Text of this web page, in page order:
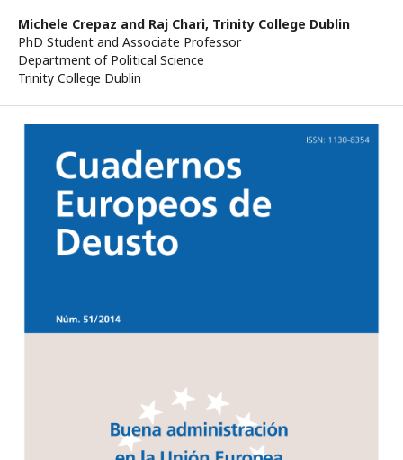
Michele Crepaz and Raj Chari, Trinity College Dublin
PhD Student and Associate Professor
Department of Political Science
Trinity College Dublin